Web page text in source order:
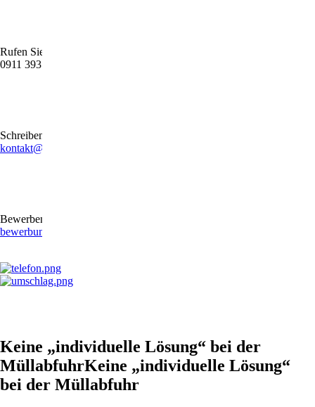
Rufen Sie uns gerne an
0911 39372790
Schreiben Sie uns gerne eine E-Mail
kontakt@stb-becker-zeiler.de
Bewerben Sie sich online oder per E-Mail
bewerbung@stb-becker-zeiler.de
Keine „individuelle Lösung“ bei der
MüllabfuhrKeine „individuelle Lösung“
bei der Müllabfuhr